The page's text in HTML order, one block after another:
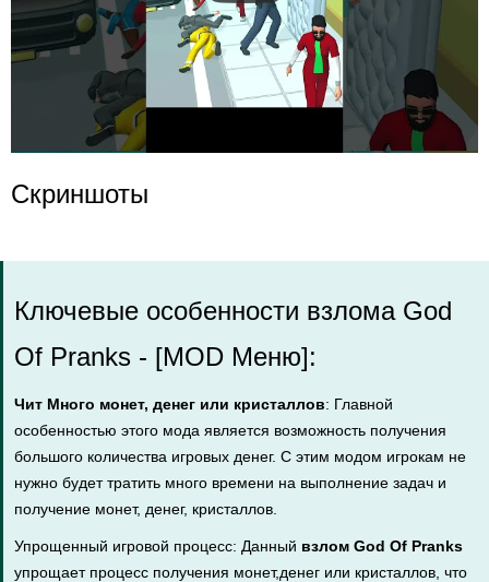
Скриншоты
Ключевые особенности взлома God
Of Pranks - [MOD Меню]:
Чит Много монет, денег или кристаллов: Главной
особенностью этого мода является возможность получения
большого количества игровых денег. С этим модом игрокам не
нужно будет тратить много времени на выполнение задач и
получение монет, денег, кристаллов.
Упрощенный игровой процесс: Данный взлом God Of Pranks
упрощает процесс получения монет,денег или кристаллов, что